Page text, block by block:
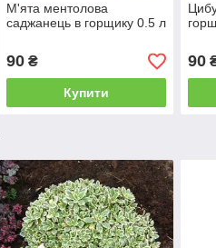
М'ята ментолова
саджанець в горщику 0.5 л
90₴
Купити
90